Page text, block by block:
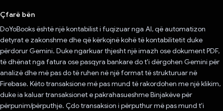
Çfarë bën
DoYoBooks është një kontabilist i fuqizuar nga AI, që automatizon
detyrat e zakonshme dhe që kërkojnë kohë të kontabilitetit duke
përdorur Gemini. Duke ngarkuar thjesht një imazh ose dokument PDF,
të dhënat nga fatura ose pasqyra bankare do t'i dërgohen Gemini për
analizë dhe më pas do të ruhen në një format të strukturuar në
Firebase. Këto transaksione më pas mund të rakordohen me një klikim,
duke ia kaluar transaksionet e pakrahasueshme Binjakëve për
përpunim/përputhje. Çdo transaksion i përputhur më pas mund t'i